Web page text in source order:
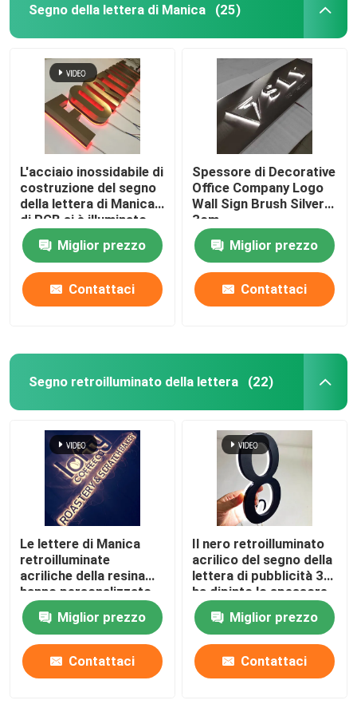
Segno della lettera di Manica (25)
L'acciaio inossidabile di
costruzione del segno
della lettera di Manica
di RGB si è illuminato
Miglior prezzo
Contattaci
Spessore di Decorative
Office Company Logo
Wall Sign Brush Silver
3cm
Miglior prezzo
Contattaci
Segno retroilluminato della lettera (22)
Le lettere di Manica
retroilluminate
acriliche della resina
hanno personalizzato
12VDC cromato
spazzolatoMiglior prezzo
Contattaci
Il nero retroilluminato
acrilico del segno della
lettera di pubblicità 3D
ha dipinto lo spessore
di 12cm
Miglior prezzo
Contattaci